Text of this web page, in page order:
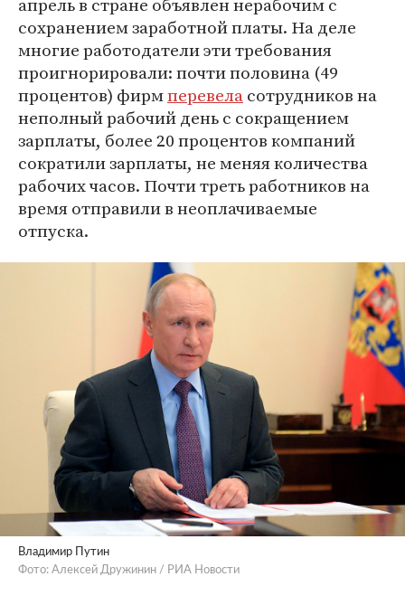
сохранением заработной платы. На деле
многие работодатели эти требования
проигнорировали: почти половина (49
процентов) фирмперевеласотрудников на
неполный рабочий день с сокращением
зарплаты, более 20 процентов компаний
сократили зарплаты, не меняя количества
рабочих часов. Почти треть работников на
время отправили в неоплачиваемые
отпуска.
Владимир Путин
Фото: Алексей Дружинин / РИА Новости